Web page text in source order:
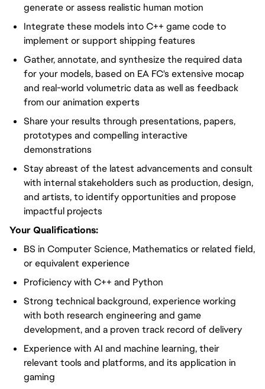
generate or assess realistic human motion
Integrate these models into C++ game code to
implement or support shipping features
Gather, annotate, and synthesize the required data
for your models, based on EA FC's extensive mocap
and real-world volumetric data as well as feedback
from our animation experts
Share your results through presentations, papers,
prototypes and compelling interactive
demonstrations
Stay abreast of the latest advancements and consult
with internal stakeholders such as production, design,
and artists, to identify opportunities and propose
impactful projects
Your Qualifications:
BS in Computer Science, Mathematics or related field,
or equivalent experience
Proficiency with C++ and Python
Strong technical background, experience working
with both research engineering and game
development, and a proven track record of delivery
Experience with AI and machine learning, their
relevant tools and platforms, and its application in
gaming